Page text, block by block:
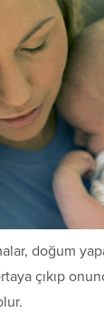
doğum
çıkıp